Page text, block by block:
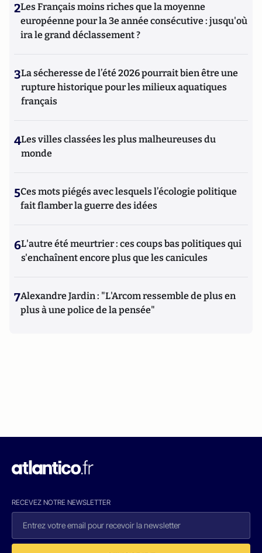
2Les Français moins riches que la moyenne
européenne pour la 3e année consécutive : jusqu'où
ira le grand déclassement ?
3La sécheresse de l’été 2026 pourrait bien être une
rupture historique pour les milieux aquatiques
français
4Les villes classées les plus malheureuses du
monde
5Ces mots piégés avec lesquels l’écologie politique
fait flamber la guerre des idées
6L'autre été meurtrier : ces coups bas politiques qui
s'enchaînent encore plus que les canicules
7Alexandre Jardin : "L'Arcom ressemble de plus en
plus à une police de la pensée"
RECEVEZ NOTRE NEWSLETTER